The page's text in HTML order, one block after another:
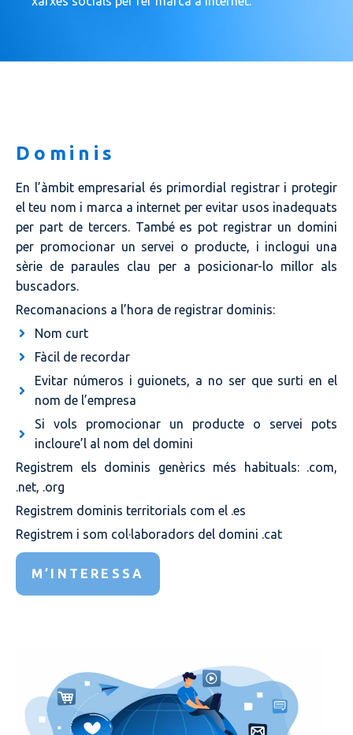
Dominis
En l’àmbit empresarial és primordial registrar i protegir
el teu nom i marca a internet per evitar usos inadequats
per part de tercers. També es pot registrar un domini
per promocionar un servei o producte, i inclogui una
sèrie de paraules clau per a posicionar-lo millor als
buscadors.
Recomanacions a l’hora de registrar dominis:
Nom curt
Fàcil de recordar
Evitar números i guionets, a no ser que surti en el
nom de l’empresa
Si vols promocionar un producte o servei pots
incloure’l al nom del domini
Registrem els dominis genèrics més habituals: .com,
.net, .org
Registrem dominis territorials com el .es
Registrem i som col·laboradors del domini .cat
M’INTERESSA